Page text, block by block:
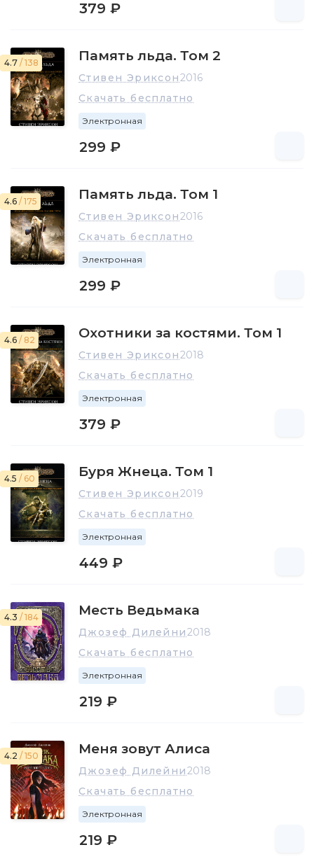
379 ₽
4.7 / 138 Память льда. Том 2
Стивен Эриксон2016
Скачать бесплатно
Электронная
299 ₽
4.6 / 175 Память льда. Том 1
Стивен Эриксон2016
Скачать бесплатно
Электронная
299 ₽
4.6 / 82 Охотники за костями. Том 1
Стивен Эриксон2018
Скачать бесплатно
Электронная
379 ₽
4.5 / 60 Буря Жнеца. Том 1
Стивен Эриксон2019
Скачать бесплатно
Электронная
449 ₽
4.3 / 184 Месть Ведьмака
Джозеф Дилейни2018
Скачать бесплатно
Электронная
219 ₽
4.2 / 150 Меня зовут Алиса
Джозеф Дилейни2018
Скачать бесплатно
Электронная
219 ₽